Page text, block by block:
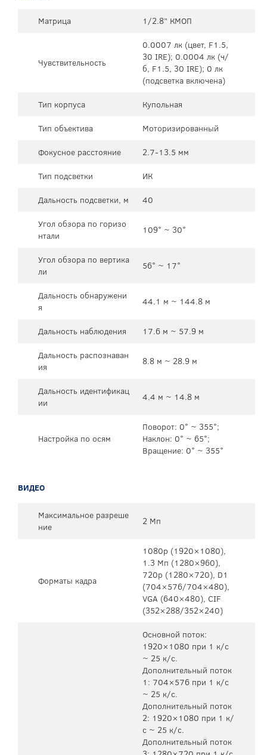
Матрица 1/2.8” КМОП
Чувствительность
0.0007 лк (цвет, F1.5,
30 IRE); 0.0004 лк (ч/
б, F1.5, 30 IRE); 0 лк
(подсветка включена)
Тип корпуса
Купольная
Тип объектива
Моторизированный
Фокусное расстояние
2.7-13.5 мм
Тип подсветки
ИК
Дальность подсветки, м
40
Угол обзора по горизо
нтали
109° ~ 30°
Угол обзора по вертика
ли
56° ~ 17°
Дальность обнаружени
я
44.1 м ~ 144.8 м
Дальность наблюдения
17.6 м ~ 57.9 м
Дальность распознаван
ия
8.8 м ~ 28.9 м
Дальность идентификац
ии
4.4 м ~ 14.8 м
Настройка по осям
Поворот: 0° ~ 355°;
Наклон: 0° ~ 65°;
Вращение: 0° ~ 355°
ВИДЕО
Максимальное разреше
ние
2 Мп
Форматы кадра
1080p (1920×1080),
1.3 Мп (1280×960),
720p (1280×720), D1
(704×576/704×480),
VGA (640×480), CIF
(352×288/352×240)
Основной поток:
1920×1080 при 1 к/с
~ 25 к/с.
Дополнительный поток
1: 704×576 при 1 к/с
~ 25 к/с.
Дополнительный поток
2: 1920×1080 при 1 к/
с ~ 25 к/с.
Дополнительный поток